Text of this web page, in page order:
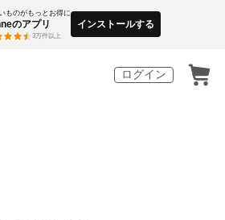
ものがもっとお得に
のアプリ
3万件以上
インストールする
ログイン